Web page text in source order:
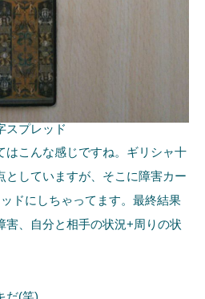
スプレッド
はこんな感じですね。ギリシャ十
としていますが、そこに障害カー
ドにしちゃってます。最終結果
害、自分と相手の状況+周りの状